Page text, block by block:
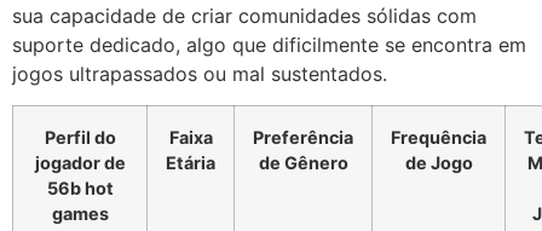
sua capacidade de criar comunidades sólidas com
suporte dedicado, algo que dificilmente se encontra em
jogos ultrapassados ou mal sustentados.
Perfil do
jogador de
56b hot
games
Faixa
Etária
Preferência
de Gênero
Frequência
de Jogo